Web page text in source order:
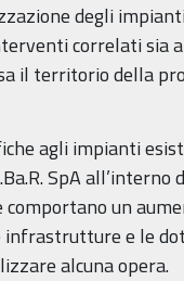
degli
correlati sia
il territorio della
agli impianti
SpA all’interno
un
e le
alcuna opera.